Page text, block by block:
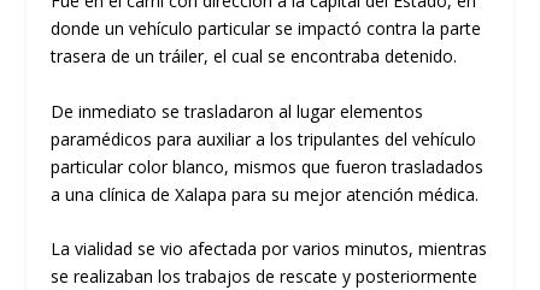
donde un vehículo particular se impactó contra la parte
trasera de un tráiler, el cual se encontraba detenido.
De inmediato se trasladaron al lugar elementos
paramédicos para auxiliar a los tripulantes del vehículo
particular color blanco, mismos que fueron trasladados
a una clínica de Xalapa para su mejor atención médica.
La vialidad se vio afectada por varios minutos, mientras
se realizaban los trabajos de rescate y posteriormente